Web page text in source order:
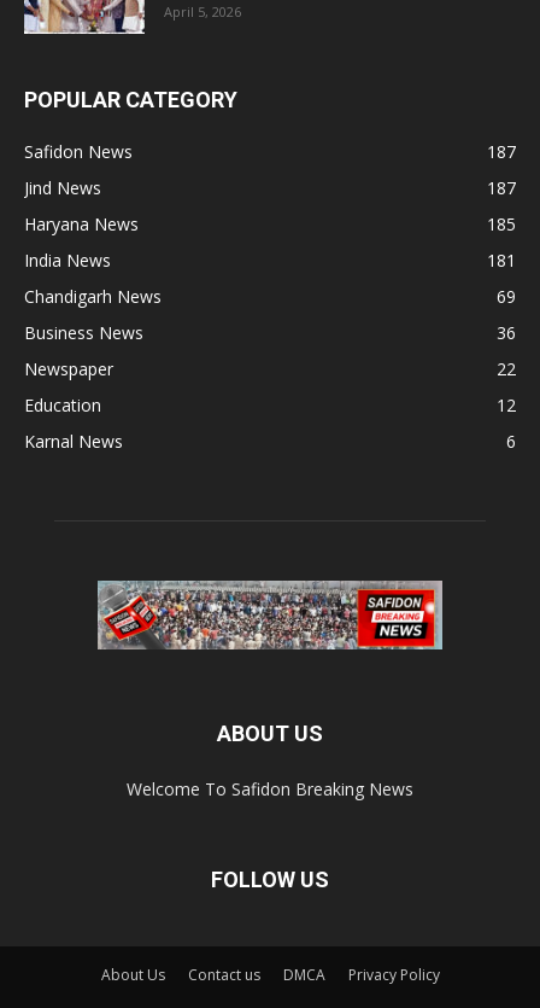
April 5, 2026
POPULAR CATEGORY
Safidon News
187
Jind News
187
Haryana News
185
India News
181
Chandigarh News
69
Business News
36
Newspaper
22
Education
12
Karnal News
6
ABOUT US
Welcome To Safidon Breaking News
FOLLOW US
About Us Contact us DMCA Privacy Policy